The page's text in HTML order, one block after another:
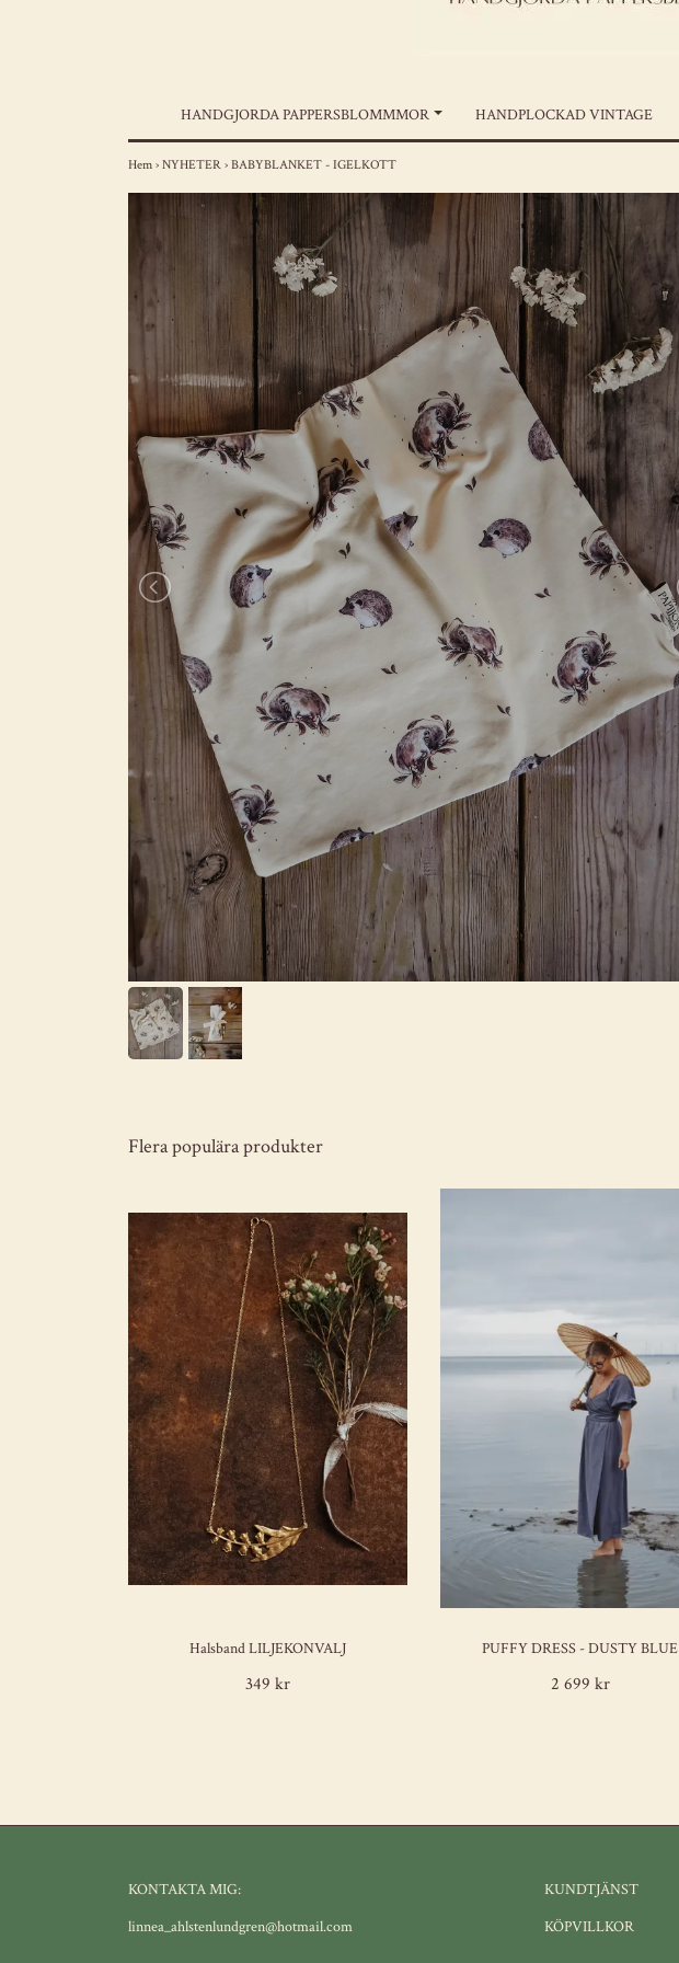
HANDGJORDA PAPPERSBLOMMMOR HANDPLOCKAD VINTAGE
Hem › NYHETER › BABYBLANKET - IGELKOTT
Flera populära produkter
Halsband LILJEKONVALJ
349 kr
PUFFY DRESS - DUSTY BLUE
2 699 kr
KONTAKTA MIG:
linnea_ahlstenlundgren@hotmail.com
KUNDTJÄNST
KÖPVILLKOR